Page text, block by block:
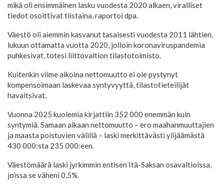
mikä oli ensimmäinen lasku vuodesta 2020 alkaen, viralliset
tiedot osoittivat tiistaina, raportoi dpa.
Väestö oli aiemmin kasvanut tasaisesti vuodesta 2011 lähtien,
lukuun ottamatta vuotta 2020, jolloin koronaviruspandemia
puhkesivat, totesi liittovaltion tilastotoimisto.
Kuitenkin viime aikoina nettomuutto ei ole pystynyt
kompensoimaan laskevaa syntyvyyttä, tilastotieteilijät
havaitsivat.
Vuonna 2025 kuolemia kirjattiin 352 000 enemmän kuin
syntymiä. Samaan aikaan nettomuutto – ero maahanmuuttajien
ja maasta poistuvien välillä – laski merkittävästi ylijäämästä
430 000:sta 235 000:een.
Väestömäärä laski jyrkimmin entisen Itä-Saksan osavaltioissa,
joissa se väheni 0,5%.